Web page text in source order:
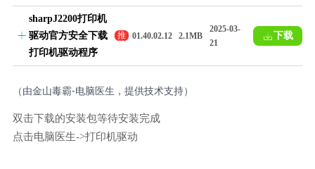
sharpJ2200打印机
驱动官方安全下载
打印机驱动程序
推
01.40.02.12 2.1MB
2025-03-
21
下载
（由金山毒霸-电脑医生，提供技术支持）
双击下载的安装包等待安装完成
点击电脑医生->打印机驱动